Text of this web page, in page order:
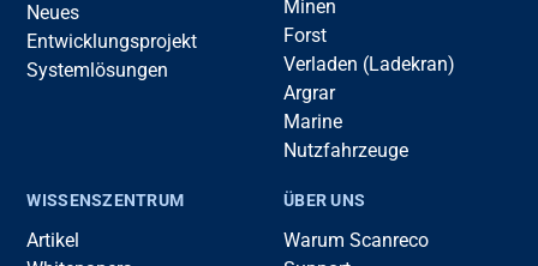
Neues
Entwicklungsprojekt
Systemlösungen
Minen
Forst
Verladen (Ladekran)
Argrar
Marine
Nutzfahrzeuge
WISSENSZENTRUM
Artikel
ÜBER UNS
Warum Scanreco